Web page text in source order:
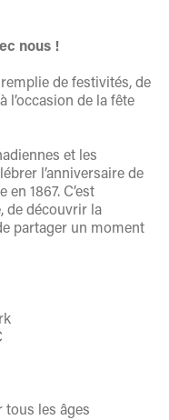
nous !
de festivités, de
l’occasion de la fête
et les
l’anniversaire de
1867. C’est
de découvrir la
partager un moment
les âges